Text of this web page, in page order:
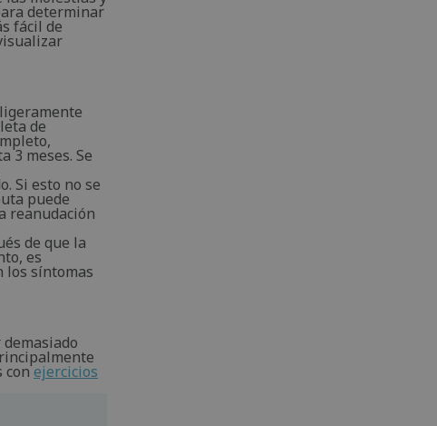
determinar
fácil de
de
3 meses. Se
Si esto no se
puede
reanudación
de que la
es
los síntomas
conejercicios